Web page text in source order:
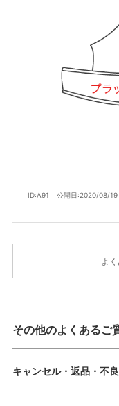
ID:A91 公開日:2020/08/19
よ
その他のよくあるご
キャンセル・返品・不